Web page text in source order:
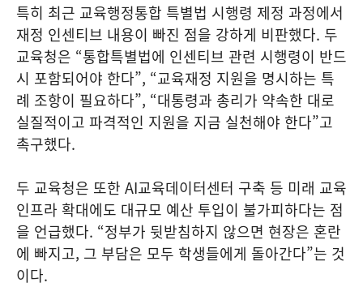
특히 최근 교육행정통합 특별법 시행령 제정 과정에서
재정 인센티브 내용이 빠진 점을 강하게 비판했다. 두
교육청은 “통합특별법에 인센티브 관련 시행령이 반드
시 포함되어야 한다”, “교육재정 지원을 명시하는 특
례 조항이 필요하다”, “대통령과 총리가 약속한 대로
실질적이고 파격적인 지원을 지금 실천해야 한다”고
촉구했다.
두 교육청은 또한 AI교육데이터센터 구축 등 미래 교육
인프라 확대에도 대규모 예산 투입이 불가피하다는 점
을 언급했다. “정부가 뒷받침하지 않으면 현장은 혼란
에 빠지고, 그 부담은 모두 학생들에게 돌아간다”는 것
이다.